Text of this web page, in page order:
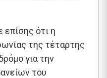
επίσης ότι η
της τέταρτης
για την
του